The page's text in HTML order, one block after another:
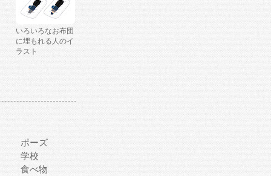
いろいろなお布団
に埋もれる人のイ
ラスト
ポーズ
学校
食べ物